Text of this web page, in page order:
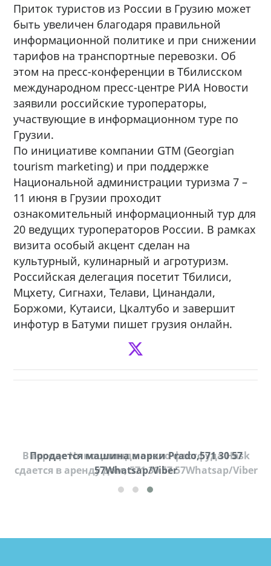
Приток туристов из России в Грузию может
быть увеличен благодаря правильной
информационной политике и при снижении
тарифов на транспортные перевозки. Об
этом на пресс-конференции в Тбилисском
международном пресс-центре РИА Новости
заявили российские туроператоры,
участвующие в информационном туре по
Грузии.
По инициативе компании GTM (Georgian
tourism marketing) и при поддержке
Национальной администрации туризма 7 –
11 июня в Грузии проходит
ознакомительный информационный тур для
20 ведущих туроператоров России. В рамках
визита особый акцент сделан на
культурный, кулинарный и агротуризм.
Российская делегация посетит Тбилиси,
Мцхету, Сигнахи, Телави, Цинандали,
Боржоми, Кутаиси, Цкалтубо и завершит
инфотур в Батуми пишет грузия онлайн.
В городе Ниноцминда около фастфуда Hask
cдается в аренду дом, 571 30 57 57Whatsap/Viber
Продается машина марки Prado,571 30 57
57Whatsap/Viber